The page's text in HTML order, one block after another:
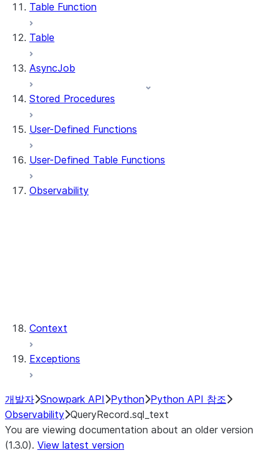
Table Function
Table
AsyncJob
Stored Procedures
User-Defined Functions
User-Defined Table Functions
Observability
Context
Exceptions
개발자 Snowpark API Python Python API 참조
Observability QueryRecord.sql_text
You are viewing documentation about an older version
(1.3.0). View latest version